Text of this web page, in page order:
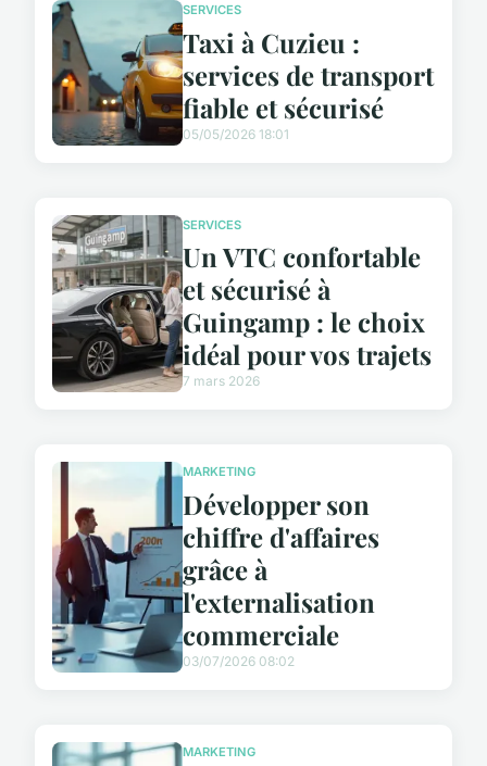
SERVICES
Taxi à Cuzieu :
services de transport
fiable et sécurisé
05/05/2026 18:01
SERVICES
Un VTC confortable
et sécurisé à
Guingamp : le choix
idéal pour vos trajets
7 mars 2026
MARKETING
Développer son
chiffre d'affaires
grâce à
l'externalisation
commerciale
03/07/2026 08:02
MARKETING